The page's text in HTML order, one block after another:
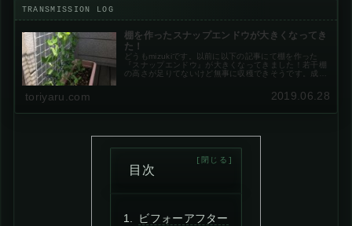
棚を作ったスナップエンドウが大きくなってき
た！
どうもmizukiです。以前に以下の記事にて棚を作った
『スナップエンドウ』が大きくなってきました！若干棚
の高さが足りてないけど無事に収穫できそうです。成長
toriyaru.com 2019.06.28
目次
ビフォーアフター